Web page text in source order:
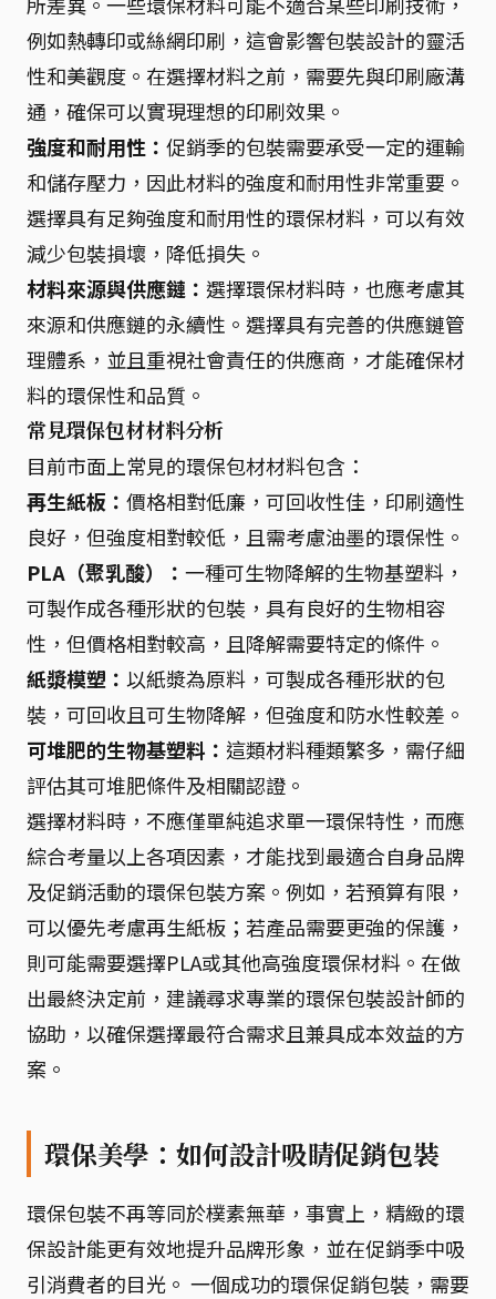
例如熱轉印或絲網印刷，這會影響包裝設計的靈活
性和美觀度。在選擇材料之前，需要先與印刷廠溝
通，確保可以實現理想的印刷效果。
強度和耐用性： 促銷季的包裝需要承受一定的運輸
和儲存壓力，因此材料的強度和耐用性非常重要。
選擇具有足夠強度和耐用性的環保材料，可以有效
減少包裝損壞，降低損失。
材料來源與供應鏈： 選擇環保材料時，也應考慮其
來源和供應鏈的永續性。選擇具有完善的供應鏈管
理體系，並且重視社會責任的供應商，才能確保材
料的環保性和品質。
常見環保包材材料分析
目前市面上常見的環保包材材料包含：
再生紙板： 價格相對低廉，可回收性佳，印刷適性
良好，但強度相對較低，且需考慮油墨的環保性。
PLA（聚乳酸）： 一種可生物降解的生物基塑料，
可製作成各種形狀的包裝，具有良好的生物相容
性，但價格相對較高，且降解需要特定的條件。
紙漿模塑： 以紙漿為原料，可製成各種形狀的包
裝，可回收且可生物降解，但強度和防水性較差。
可堆肥的生物基塑料： 這類材料種類繁多，需仔細
評估其可堆肥條件及相關認證。
選擇材料時，不應僅單純追求單一環保特性，而應
綜合考量以上各項因素，才能找到最適合自身品牌
及促銷活動的環保包裝方案。例如，若預算有限，
可以優先考慮再生紙板；若產品需要更強的保護，
則可能需要選擇PLA或其他高強度環保材料。在做
出最終決定前，建議尋求專業的環保包裝設計師的
協助，以確保選擇最符合需求且兼具成本效益的方
案。
環保美學：如何設計吸睛促銷包裝
環保包裝不再等同於樸素無華，事實上，精緻的環
保設計能更有效地提升品牌形象，並在促銷季中吸
引消費者的目光。 一個成功的環保促銷包裝，需要